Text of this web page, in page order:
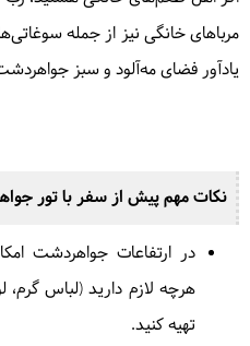
مرباهای خانگی نیز از جمله
یادآور فضای مه‌آلود و سبز
نکات مهم پیش از سفر با تور
در ارتفاعات جواهردشت
هرچه لازم دارید (لباس گرم،
تهیه کنید.